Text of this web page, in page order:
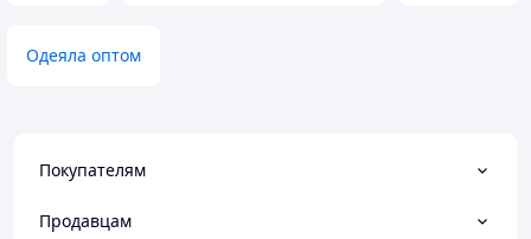
Одеяла оптом
Покупателям
Продавцам